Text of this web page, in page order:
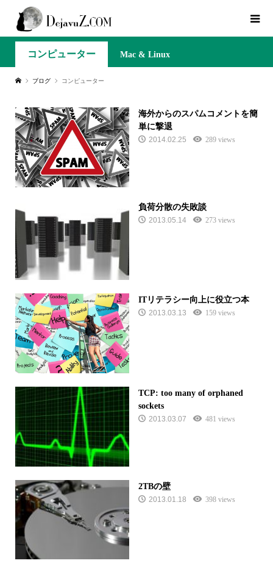
コンピューター Mac & Linux
ブログ コンピューター
海外からのスパムコメントを簡
単に撃退
2014.02.25 289 views
負荷分散の失敗談
2013.05.14 273 views
ITリテラシー向上に役立つ本
2013.03.13 159 views
TCP: too many of orphaned
sockets
2013.03.07 481 views
2TBの壁
2013.01.18 398 views